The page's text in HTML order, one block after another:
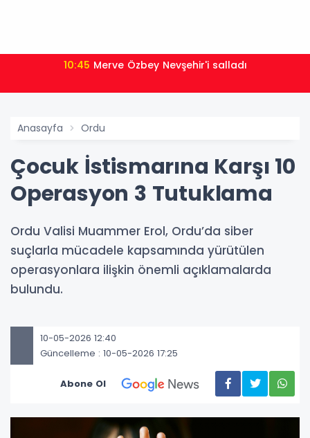
10:45 Merve Özbey Nevşehir'i salladı
Anasayfa Ordu
Çocuk İstismarına Karşı 10
Operasyon 3 Tutuklama
Ordu Valisi Muammer Erol, Ordu’da siber
suçlarla mücadele kapsamında yürütülen
operasyonlara ilişkin önemli açıklamalarda
bulundu.
10-05-2026 12:40
Güncelleme : 10-05-2026 17:25
Abone Ol